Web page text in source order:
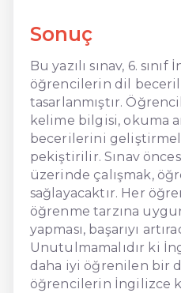
Sonuç
Bu yazılı sınav, 6.
öğrencilerin dil
tasarlanmıştır.
kelime bilgisi, okuma
becerilerini
pekiştirilir. Sınav
üzerinde çalışmak,
sağlayacaktır. Her
öğrenme tarzına
yapması, başarıyı
Unutulmamalıdır ki
daha iyi öğrenilen bir
öğrencilerin İngilizce